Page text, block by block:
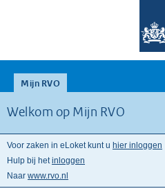
Mijn RVO
Welkom op Mijn RVO
Voor zaken in eLoket kunt u hier inloggen
Hulp bij hetinloggen
Naar www.rvo.nl